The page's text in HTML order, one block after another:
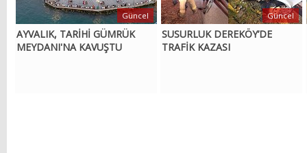
AYVALIK, TARİHİ GÜMRÜK
MEYDANI'NA KAVUŞTU
Güncel
SUSURLUK DEREKÖY’DE
TRAFİK KAZASI
Güncel